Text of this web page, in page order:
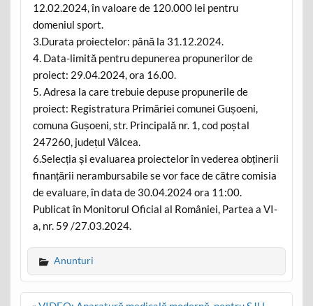
12.02.2024, în valoare de 120.000 lei pentru
domeniul sport.
3.Durata proiectelor: până la 31.12.2024.
4. Data-limită pentru depunerea propunerilor de
proiect: 29.04.2024, ora 16.00.
5. Adresa la care trebuie depuse propunerile de
proiect: Registratura Primăriei comunei Gușoeni,
comuna Gușoeni, str. Principală nr. 1, cod poștal
247260, județul Vâlcea.
6.Selecția și evaluarea proiectelor în vederea obținerii
finanțării nerambursabile se vor face de către comisia
de evaluare, în data de 30.04.2024 ora 11:00.
Publicat în Monitorul Oficial al României, Partea a VI-
a, nr. 59 /27.03.2024.
Anunturi